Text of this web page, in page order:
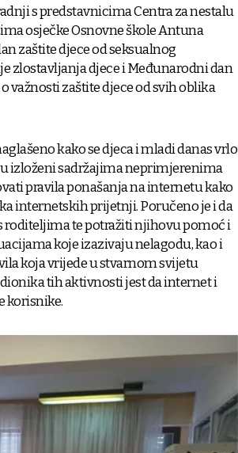
s predstavnicima Centra za nestalu
osječke Osnovne škole Antuna
zaštite djece od seksualnog
zlostavljanja djece i Međunarodni dan
važnosti zaštite djece od svih oblika
kako se djeca i mladi danas vrlo
izloženi sadržajima neprimjerenima
pravila ponašanja na internetu kako
internetskih prijetnji. Poručeno je i da
roditeljima te potražiti njihovu pomoć i
koje izazivaju nelagodu, kao i
koja vrijede u stvarnom svijetu
tih aktivnosti jest da internet i
korisnike.